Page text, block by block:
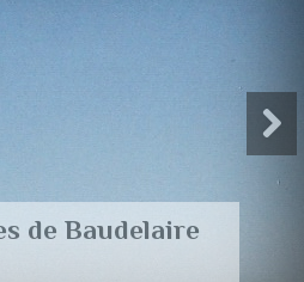
de Baudelaire